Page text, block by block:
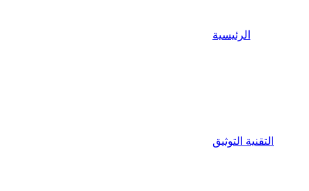
الرئيسية
التقنية التوثيق